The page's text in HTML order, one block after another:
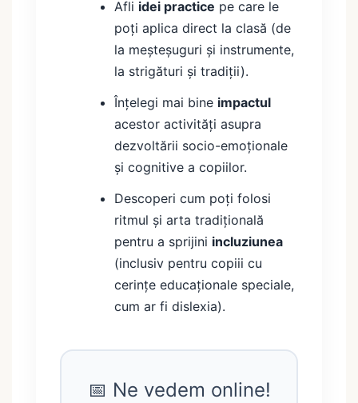
Afli idei practice pe care le
poți aplica direct la clasă (de
la meșteșuguri și instrumente,
la strigături și tradiții).
Înțelegi mai bine impactul
acestor activități asupra
dezvoltării socio-emoționale
și cognitive a copiilor.
Descoperi cum poți folosi
ritmul și arta tradițională
pentru a sprijini incluziunea
(inclusiv pentru copiii cu
cerințe educaționale speciale,
cum ar fi dislexia).
📅 Ne vedem online!